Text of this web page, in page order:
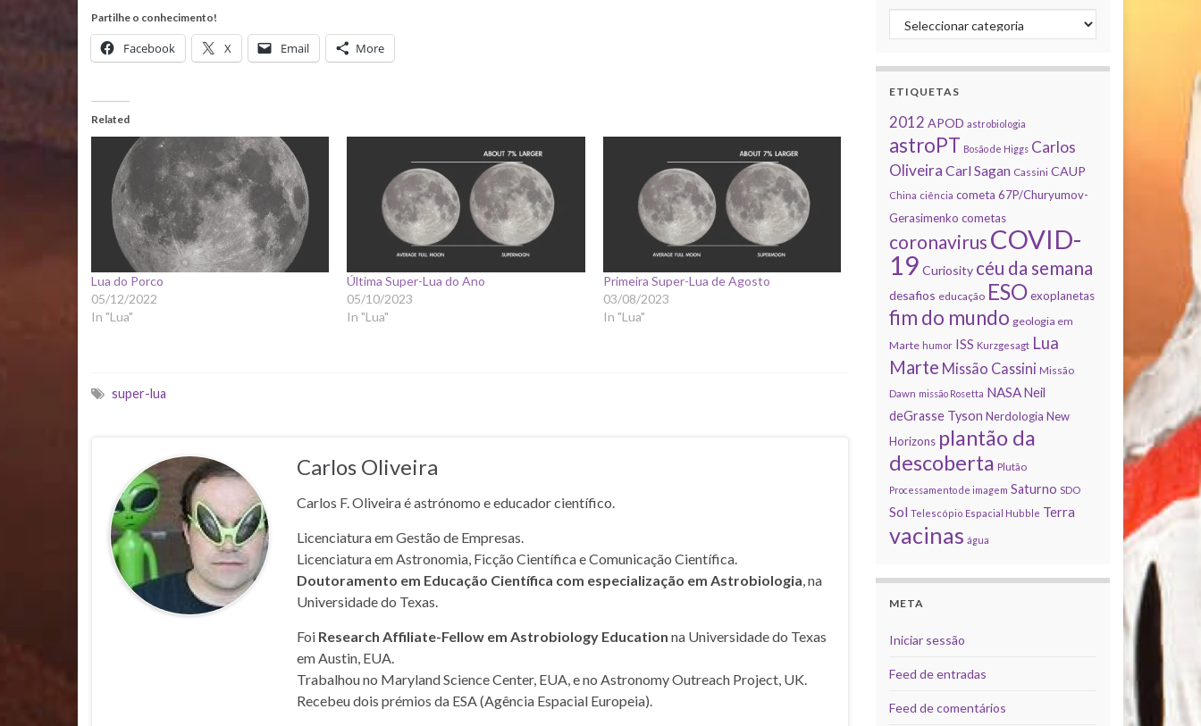
Partilhe o conhecimento!
Facebook X Email More
Related
Lua do Porco
05/12/2022
In "Lua"
Última Super-Lua do Ano
05/10/2023
In "Lua"
Primeira Super-Lua de Agosto
03/08/2023
In "Lua"
super-lua
Carlos Oliveira
Carlos F. Oliveira é astrónomo e educador científico.
Licenciatura em Gestão de Empresas.
Licenciatura em Astronomia, Ficção Científica e Comunicação Científica.
Doutoramento em Educação Científica com especialização em Astrobiologia, na
Universidade do Texas.
Foi Research Affiliate-Fellow em Astrobiology Education na Universidade do Texas
em Austin, EUA.
Trabalhou no Maryland Science Center, EUA, e no Astronomy Outreach Project, UK.
Recebeu dois prémios da ESA (Agência Espacial Europeia).
Categorias
ETIQUETAS
2012 APOD astrobiologia
astroPT Bosão de Higgs Carlos
Oliveira Carl Sagan Cassini CAUP
China ciência cometa 67P/Churyumov-
Gerasimenko cometas
coronavirus COVID-
19 Curiosity céu da semana
desafios educação ESO exoplanetas
fim do mundo geologia em
Marte humor ISS Kurzgesagt Lua
Marte Missão Cassini Missão
Dawn missão Rosetta NASA Neil
deGrasse Tyson Nerdologia New
Horizons plantão da
descoberta Plutão
Processamento de imagem Saturno SDO
Sol Telescópio Espacial Hubble Terra
vacinas água
META
Iniciar sessão
Feed de entradas
Feed de comentários